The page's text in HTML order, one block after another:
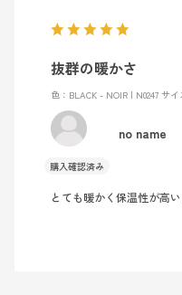
抜群の暖かさ
色：BLACK - NOIR | N0247 サイ
no name
とても暖かく保温性が高